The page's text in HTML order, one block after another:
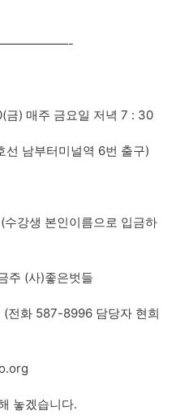
) 매주 금요일 저녁 7 : 30
남부터미널역 6번 출구)
강생 본인이름으로 입금하
주 (사)좋은벗들
(전화 587-8996 담당자 현희
놓겠습니다.